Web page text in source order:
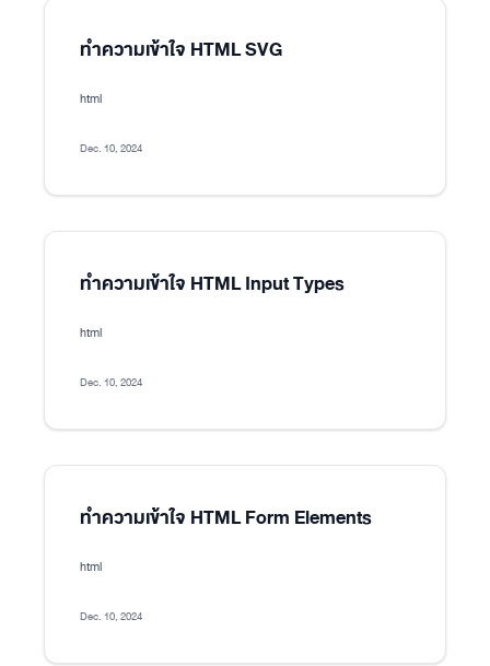
ทำความเข้าใจ HTML SVG
html
Dec. 10, 2024
ทำความเข้าใจ HTML Input Types
html
Dec. 10, 2024
ทำความเข้าใจ HTML Form Elements
html
Dec. 10, 2024